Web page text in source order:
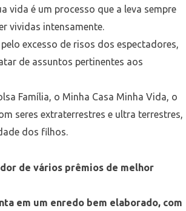
vida é um processo que a leva sempre
vividas intensamente.
excesso de risos dos espectadores,
de assuntos pertinentes aos
Família, o Minha Casa Minha Vida, o
seres extraterrestres e ultra terrestres,
dos filhos.
de vários prêmios de melhor
em um enredo bem elaborado, com